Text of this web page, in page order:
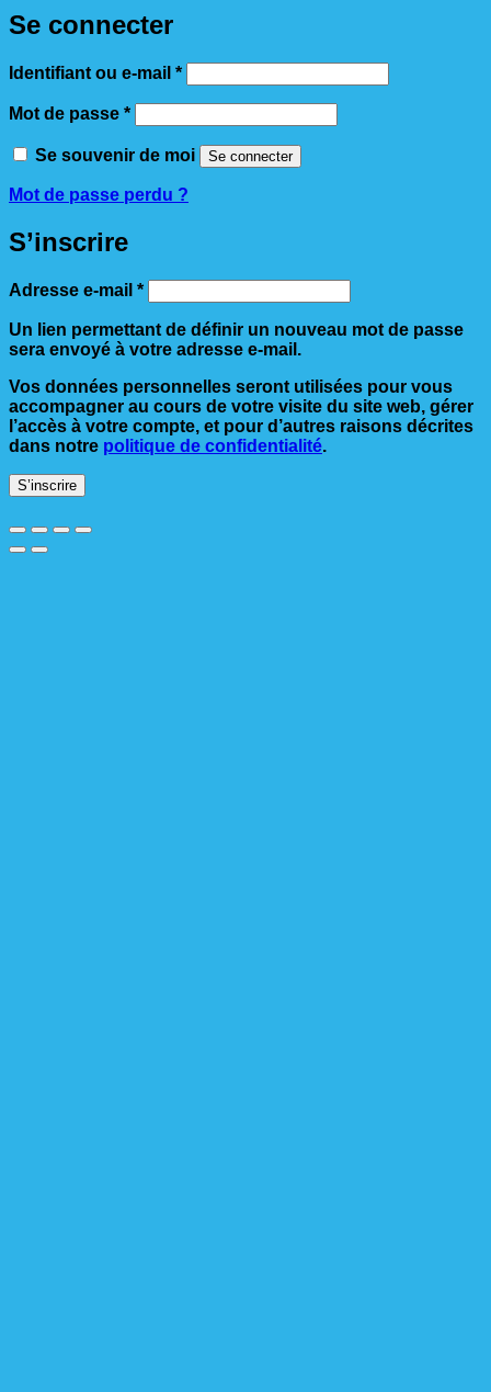
Se connecter
Identifiant ou e-mail *Obligatoire
Mot de passe *Obligatoire
Se souvenir de moi Se connecter
Mot de passe perdu ?
S’inscrire
Adresse e-mail *Obligatoire
Un lien permettant de définir un nouveau mot de passe
sera envoyé à votre adresse e-mail.
Vos données personnelles seront utilisées pour vous
accompagner au cours de votre visite du site web, gérer
l’accès à votre compte, et pour d’autres raisons décrites
dans notre politique de confidentialité.
S’inscrire